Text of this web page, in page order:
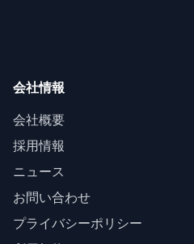
会社情報
会社概要
採用情報
ニュース
お問い合わせ
プライバシーポリシー